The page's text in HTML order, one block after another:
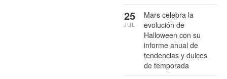
Mars celebra la
evolución de
Halloween con su
informe anual de
tendencias y dulces
de temporada
25
JUL